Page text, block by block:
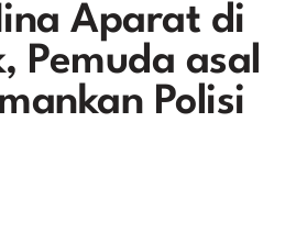
Aparat di
Pemuda asal
Polisi